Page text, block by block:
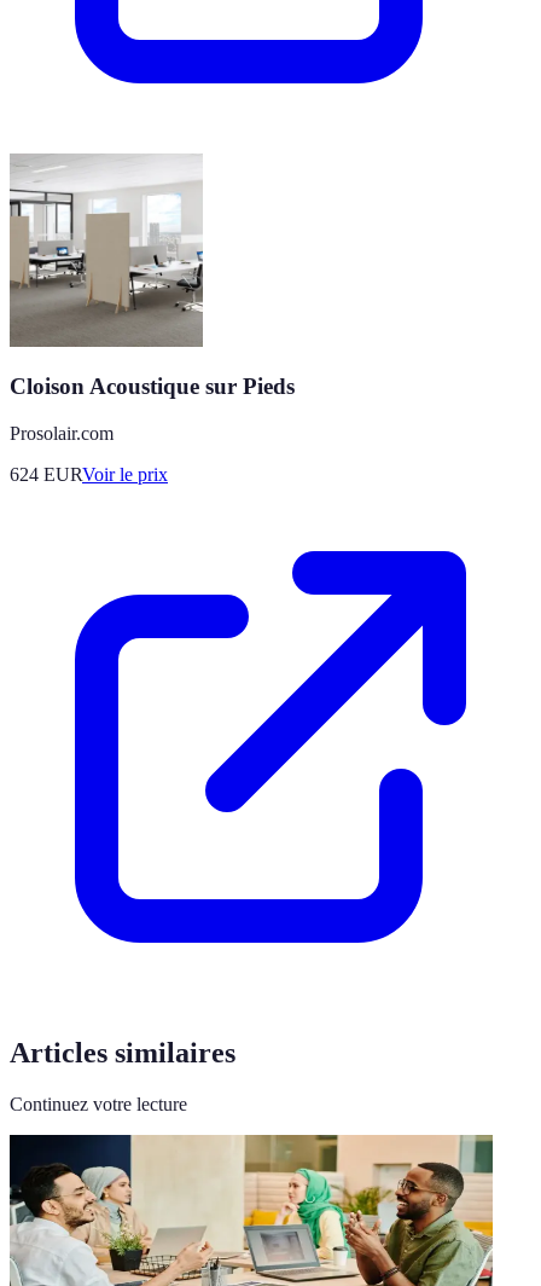
Cloison Acoustique sur Pieds
Prosolair.com
624 EURVoir le prix
Articles similaires
Continuez votre lecture